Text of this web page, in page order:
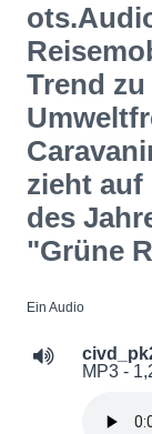
Trend
zieht auf
des
"Grüne
Ein Audio
MP3 -